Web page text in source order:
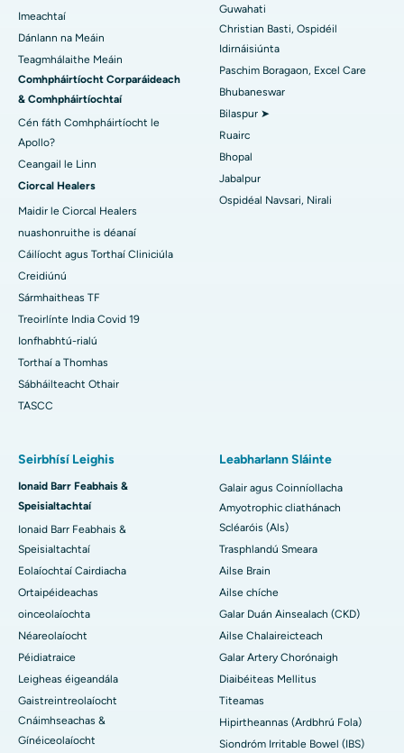
An tOspidéal is Fearr san Earnáil-19, Rourkela
An tOspidéal is Fearr i Swargate, Pune
An tOspidéal Ailse is Fearr do Mhná i nDeisceart Delhi
Imeachtaí
Dánlann na Meáin
Teagmhálaithe Meáin
Comhpháirtíocht Corparáideach
& Comhpháirtíochtaí
Cén fáth Comhpháirtíocht le
Apollo?
Ceangail le Linn
Ciorcal Healers
Maidir le Ciorcal Healers
nuashonruithe is déanaí
Cáilíocht agus Torthaí Cliniciúla
Creidiúnú
Sármhaitheas TF
Treoirlínte India Covid 19
Ionfhabhtú-rialú
Torthaí a Thomhas
Sábháilteacht Othair
TASCC
Guwahati
Christian Basti, Ospidéil
Idirnáisiúnta
Paschim Boragaon, Excel Care
Bhubaneswar
Bilaspur ➤
Ruairc
Bhopal
Jabalpur
Ospidéal Navsari, Nirali
Seirbhísí Leighis
Ionaid Barr Feabhais &
Speisialtachtaí
Ionaid Barr Feabhais &
Speisialtachtaí
Eolaíochtaí Cairdiacha
Ortaipéideachas
oinceolaíochta
Néareolaíocht
Péidiatraice
Leigheas éigeandála
Gaistreintreolaíocht
Cnáimhseachas &
Gínéiceolaíocht
Leabharlann Sláinte
Galair agus Coinníollacha
Amyotrophic cliathánach
Scléaróis (Als)
Trasphlandú Smeara
Ailse Brain
Ailse chíche
Galar Duán Ainsealach (CKD)
Ailse Chalaireicteach
Galar Artery Chorónaigh
Diaibéiteas Mellitus
Titeamas
Hipirtheannas (Ardbhrú Fola)
Siondróm Irritable Bowel (IBS)